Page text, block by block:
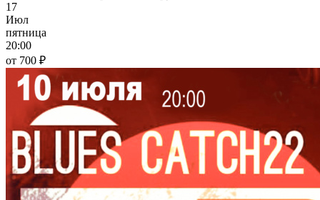
17
Июл
пятница
20:00
от 700 ₽